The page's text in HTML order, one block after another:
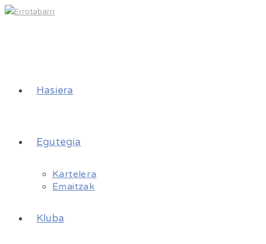
Hasiera
Egutegia
Kartelera
Emaitzak
Kluba